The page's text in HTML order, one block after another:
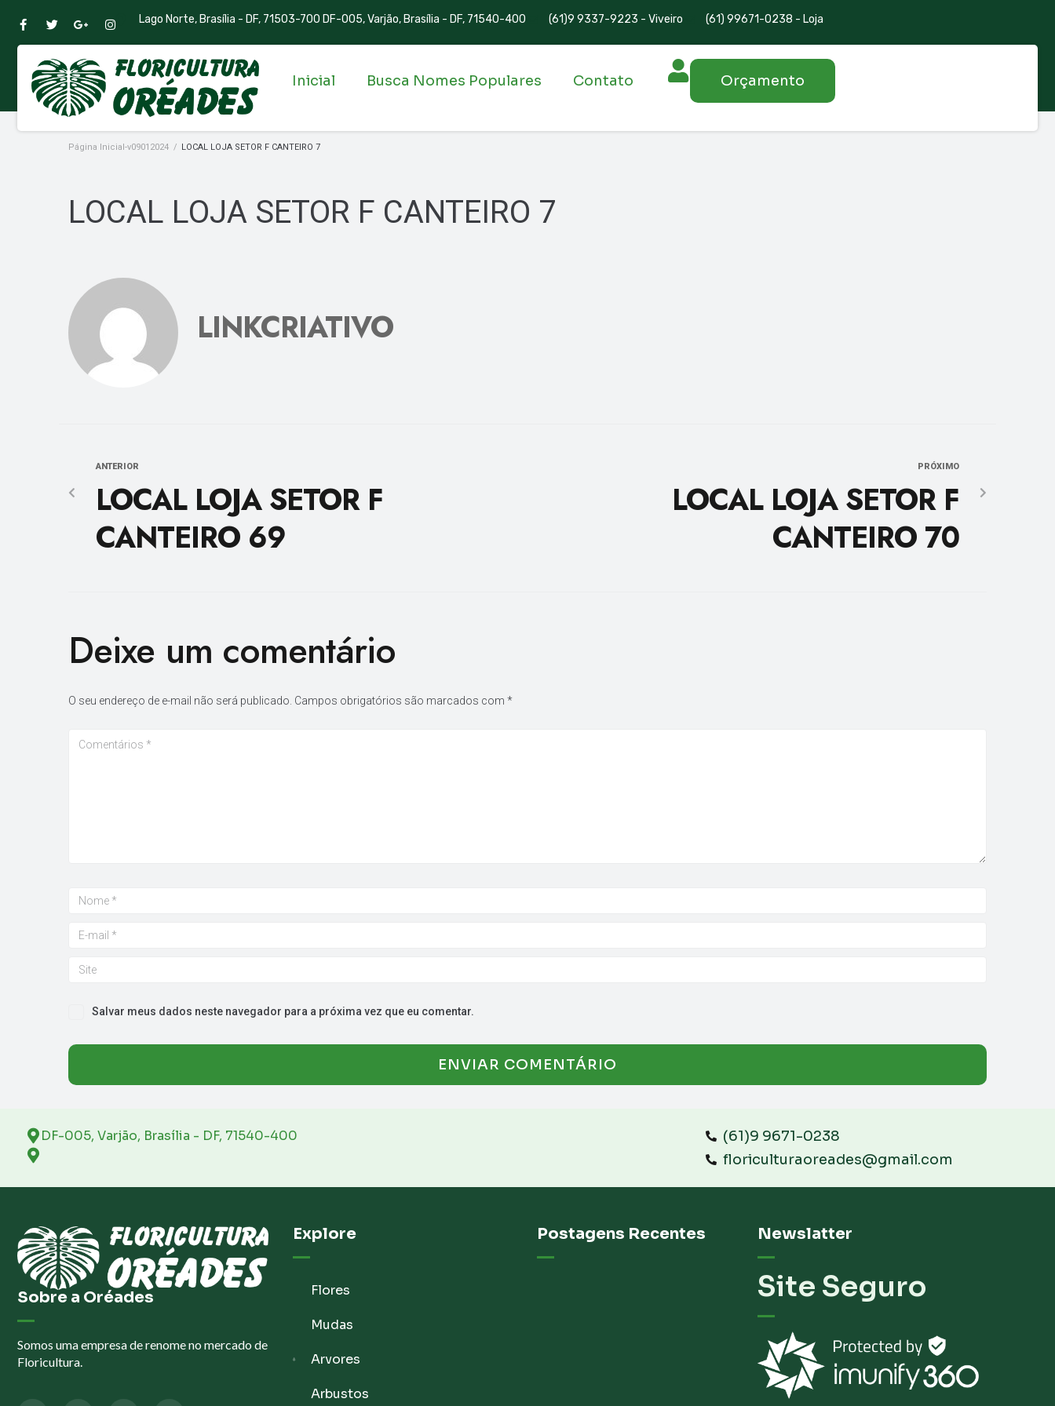
Lago Norte, Brasília - DF, 71503-700 DF-005, Varjão, Brasília - DF, 71540-400 (61)9 9337-9223 - Viveiro (61) 99671-0238 - Loja
Inicial Busca Nomes Populares Contato Orçamento
Página Inicial-v09012024 / LOCAL LOJA SETOR F CANTEIRO 7
LOCAL LOJA SETOR F CANTEIRO 7
LINKCRIATIVO
ANTERIOR
LOCAL LOJA SETOR F
CANTEIRO 69
PRÓXIMO
LOCAL LOJA SETOR F
CANTEIRO 70
Deixe um comentário
O seu endereço de e-mail não será publicado. Campos obrigatórios são marcados com *
Salvar meus dados neste navegador para a próxima vez que eu comentar.
DF-005, Varjão, Brasília - DF, 71540-400
(61)9 9671-0238
floriculturaoreades@gmail.com
Sobre a Oréades
Somos uma empresa de renome no mercado de
Floricultura.
Explore
Flores
Mudas
Arvores
Arbustos
Postagens Recentes Newslatter
Site Seguro